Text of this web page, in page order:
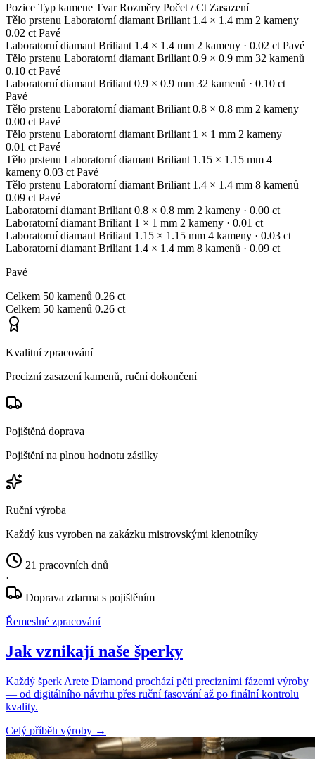
Pozice Typ kamene Tvar Rozměry Počet / Ct Zasazení
Tělo prstenu Laboratorní diamant Briliant 1.4 × 1.4 mm 2 kameny
0.02 ct Pavé
Laboratorní diamant Briliant 1.4 × 1.4 mm 2 kameny · 0.02 ct Pavé
Tělo prstenu Laboratorní diamant Briliant 0.9 × 0.9 mm 32 kamenů
0.10 ct Pavé
Laboratorní diamant Briliant 0.9 × 0.9 mm 32 kamenů · 0.10 ct
Pavé
Tělo prstenu Laboratorní diamant Briliant 0.8 × 0.8 mm 2 kameny
0.00 ct Pavé
Tělo prstenu Laboratorní diamant Briliant 1 × 1 mm 2 kameny
0.01 ct Pavé
Tělo prstenu Laboratorní diamant Briliant 1.15 × 1.15 mm 4
kameny 0.03 ct Pavé
Tělo prstenu Laboratorní diamant Briliant 1.4 × 1.4 mm 8 kamenů
0.09 ct Pavé
Laboratorní diamant Briliant 0.8 × 0.8 mm 2 kameny · 0.00 ct
Laboratorní diamant Briliant 1 × 1 mm 2 kameny · 0.01 ct
Laboratorní diamant Briliant 1.15 × 1.15 mm 4 kameny · 0.03 ct
Laboratorní diamant Briliant 1.4 × 1.4 mm 8 kamenů · 0.09 ct
Pavé
Celkem 50 kamenů 0.26 ct
Celkem 50 kamenů 0.26 ct
Kvalitní zpracování
Precizní zasazení kamenů, ruční dokončení
Pojištěná doprava
Pojištění na plnou hodnotu zásilky
Ruční výroba
Každý kus vyroben na zakázku mistrovskými klenotníky
21 pracovních dnů
·
Doprava zdarma s pojištěním
Řemeslné zpracování
Jak vznikají naše šperky
Každý šperk Arete Diamond prochází pěti precizními fázemi výroby
— od digitálního návrhu přes ruční fasování až po finální kontrolu
kvality.
Celý příběh výroby →